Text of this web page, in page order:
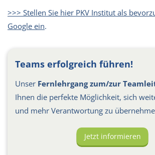
>>> Stellen Sie hier PKV Institut als
Google ein.
Teams erfolgreich führen!
Unser Fernlehrgang zum/zur
Ihnen die perfekte Möglichkeit, sich
und mehr Verantwortung zu
Jetzt informieren